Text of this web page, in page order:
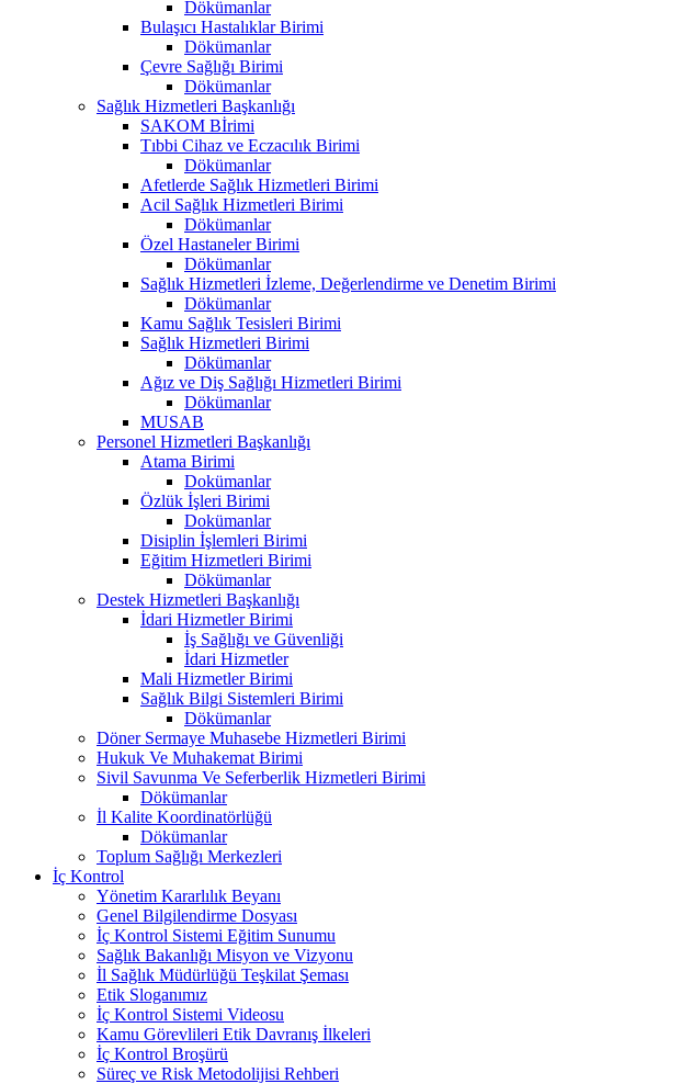
Dökümanlar
Bulaşıcı Hastalıklar Birimi
Dökümanlar
Çevre Sağlığı Birimi
Dökümanlar
Sağlık Hizmetleri Başkanlığı
SAKOM Bİrimi
Tıbbi Cihaz ve Eczacılık Birimi
Dökümanlar
Afetlerde Sağlık Hizmetleri Birimi
Acil Sağlık Hizmetleri Birimi
Dökümanlar
Özel Hastaneler Birimi
Dökümanlar
Sağlık Hizmetleri İzleme, Değerlendirme ve Denetim Birimi
Dökümanlar
Kamu Sağlık Tesisleri Birimi
Sağlık Hizmetleri Birimi
Dökümanlar
Ağız ve Diş Sağlığı Hizmetleri Birimi
Dökümanlar
MUSAB
Personel Hizmetleri Başkanlığı
Atama Birimi
Dokümanlar
Özlük İşleri Birimi
Dokümanlar
Disiplin İşlemleri Birimi
Eğitim Hizmetleri Birimi
Dökümanlar
Destek Hizmetleri Başkanlığı
İdari Hizmetler Birimi
İş Sağlığı ve Güvenliği
İdari Hizmetler
Mali Hizmetler Birimi
Sağlık Bilgi Sistemleri Birimi
Dökümanlar
Döner Sermaye Muhasebe Hizmetleri Birimi
Hukuk Ve Muhakemat Birimi
Sivil Savunma Ve Seferberlik Hizmetleri Birimi
Dökümanlar
İl Kalite Koordinatörlüğü
Dökümanlar
Toplum Sağlığı Merkezleri
İç Kontrol
Yönetim Kararlılık Beyanı
Genel Bilgilendirme Dosyası
İç Kontrol Sistemi Eğitim Sunumu
Sağlık Bakanlığı Misyon ve Vizyonu
İl Sağlık Müdürlüğü Teşkilat Şeması
Etik Sloganımız
İç Kontrol Sistemi Videosu
Kamu Görevlileri Etik Davranış İlkeleri
İç Kontrol Broşürü
Süreç ve Risk Metodolijisi Rehberi